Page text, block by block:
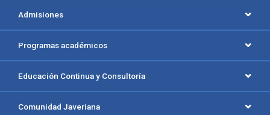
Admisiones
Programas académicos
Educación Continua y Consultoría
Comunidad Javeriana